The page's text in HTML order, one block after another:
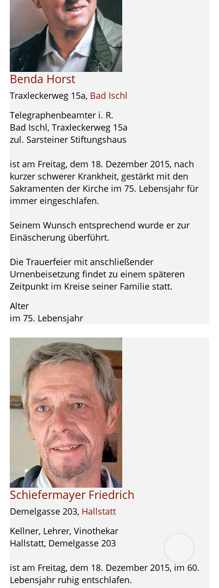
Benda Horst
Traxleckerweg 15a, Bad Ischl
Telegraphenbeamter i. R.
Bad Ischl, Traxleckerweg 15a
zul. Sarsteiner Stiftungshaus
ist am Freitag, dem 18. Dezember 2015, nach
kurzer schwerer Krankheit, gestärkt mit den
Sakramenten der Kirche im 75. Lebensjahr für
immer eingeschlafen.
Seinem Wunsch entsprechend wurde er zur
Einäscherung überführt.
Die Trauerfeier mit anschließender
Urnenbeisetzung findet zu einem späteren
Zeitpunkt im Kreise seiner Familie statt.
Alter
im 75. Lebensjahr
Schiefermayer Friedrich
Demelgasse 203, Hallstatt
Kellner, Lehrer, Vinothekar
Hallstatt, Demelgasse 203
ist am Freitag, dem 18. Dezember 2015, im 60.
Lebensjahr ruhig entschlafen.